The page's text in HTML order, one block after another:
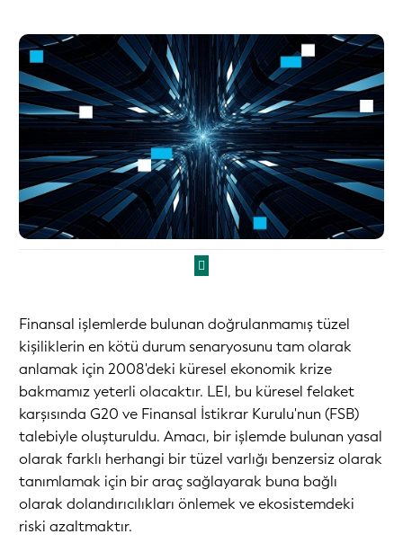
Finansal işlemlerde bulunan doğrulanmamış tüzel
kişiliklerin en kötü durum senaryosunu tam olarak
anlamak için 2008'deki küresel ekonomik krize
bakmamız yeterli olacaktır. LEI, bu küresel felaket
karşısında G20 ve Finansal İstikrar Kurulu'nun (FSB)
talebiyle oluşturuldu. Amacı, bir işlemde bulunan yasal
olarak farklı herhangi bir tüzel varlığı benzersiz olarak
tanımlamak için bir araç sağlayarak buna bağlı
olarak dolandırıcılıkları önlemek ve ekosistemdeki
riski azaltmaktır.